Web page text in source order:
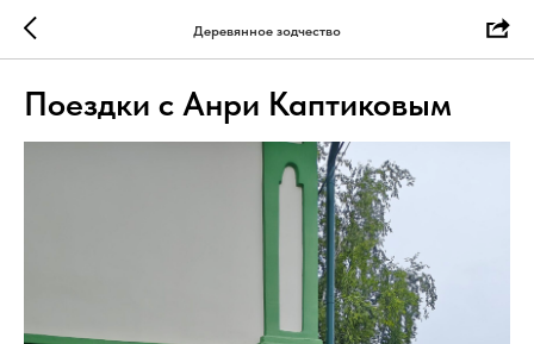
Деревянное зодчество
Поездки с Анри Каптиковым